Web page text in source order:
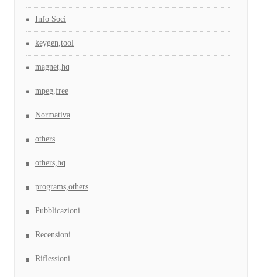
Info Soci
keygen,tool
magnet,hq
mpeg,free
Normativa
others
others,hq
programs,others
Pubblicazioni
Recensioni
Riflessioni